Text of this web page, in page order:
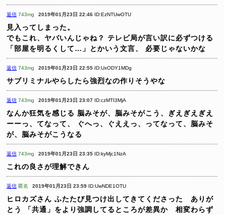
返信 743mg 2019年01月23日 22:46 ID:EzNTUwOTU
見入ってしまった。
でもこれ、ヤバいんじゃね？
テレビ局が言い訳に必ずつける
「部屋を明るくして…」とかいう文言、
必要じゃないかな
返信 743mg 2019年01月23日 22:55 ID:UxODY1MDg
サブリミナルやらしたら強烈なの作りそうやな
返信 743mg 2019年01月23日 23:07 ID:czMTI3MjA
なんか狂気を感じる 脳みそが、脳みそがこう、ぎえぎえぎえ
ーーっ、てなって、
ぐへっ、ぐええっ、ってなって、脳みそ
が、脳みそがこうなる
返信 743mg 2019年01月23日 23:35 ID:kyMjc1NzA
これの良さが理解できん
返信 匿名 2019年01月23日 23:59 ID:UwNDE1OTU
ヒロカズさん ふたたび見つけ出してきてくださった ありが
とう
「共通」をより強調してるところが差異か 相変わらず